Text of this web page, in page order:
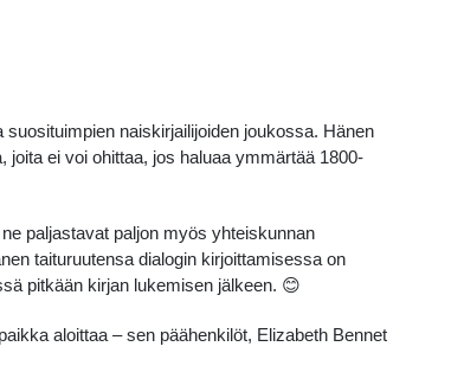
naiskirjailijoiden joukossa. Hänen
joita ei voi ohittaa, jos haluaa ymmärtää 1800-
paljastavat paljon myös yhteiskunnan
taituruutensa dialogin kirjoittamisessa on
pitkään kirjan lukemisen jälkeen. 😊
aloittaa – sen päähenkilöt, Elizabeth Bennet